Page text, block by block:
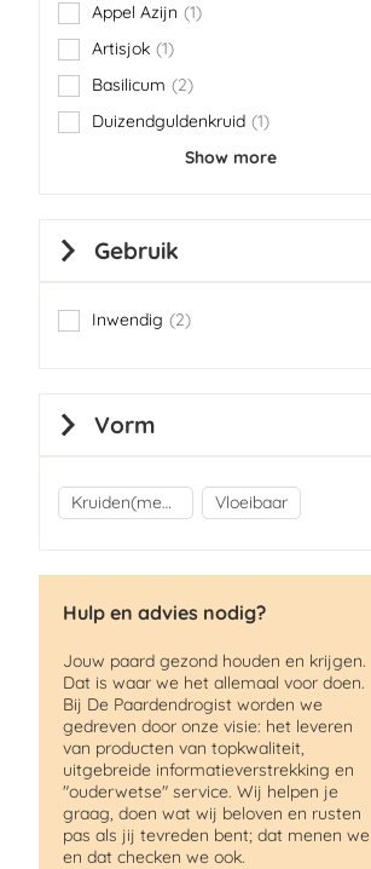
Appel Azijn
1
item
Artisjok 1
item
Basilicum
2
items
Duizendguldenkruid 1
item
Show more
Gebruik
Inwendig 2
items
Vorm
Kruiden(mengsels) Vloeibaar
Hulp en advies nodig?
Jouw paard gezond houden en krijgen.
Dat is waar we het allemaal voor doen.
Bij De Paardendrogist worden we
gedreven door onze visie: het leveren
van producten van topkwaliteit,
uitgebreide informatieverstrekking en
"ouderwetse" service. Wij helpen je
graag, doen wat wij beloven en rusten
pas als jij tevreden bent; dat menen we
en dat checken we ook.